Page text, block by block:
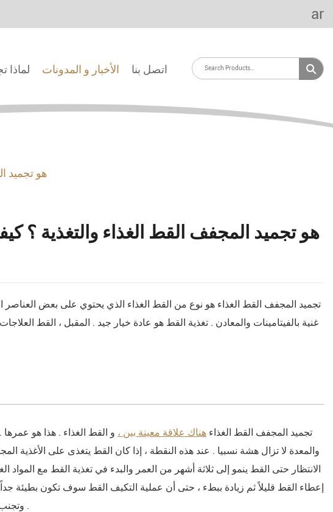
ar
لماذا الأخبار و المدونات اتصل بنا
هو تجميد
هو تجميد المجفف القط الغذاء والتغذية ؟
تجميد المجفف القط الغذاء هو نوع من القط الغذاء الذي يحتوي على بعض العناصر
غنية بالفيتامينات والمعادن . تغذية القط هو عادة خيار جيد . المقبل ، القط
تجميد المجفف القط الغذاء ، هناك علاقة معينة بين
و القط الغذاء . هذا هو عمرها
والمعدة لا تزال هشة نسبيا . عند هذه النقطة ، إذا كان القط يتغذى على الأغذية
إعطاء القط قليلاً ثم زيادة ببطء ، حتى أن عملية التكيف القط سوف تكون بطيئة
وتجنب القطط و النميمة . من الصعب إرضاءه الغذاء يؤدي إلى سوء التغذية .